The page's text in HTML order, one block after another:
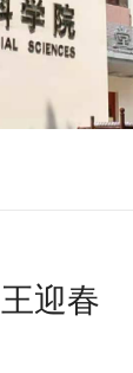
王迎春